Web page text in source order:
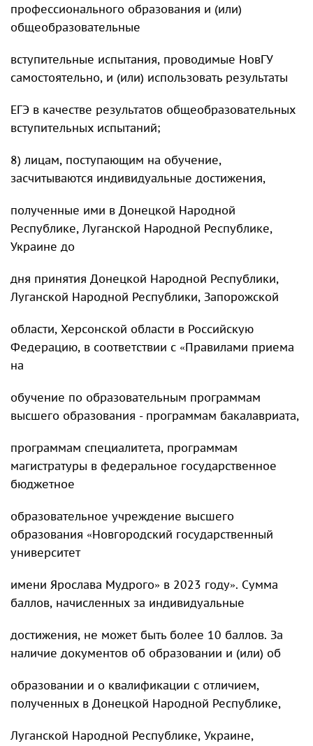
профессионального образования и (или)
общеобразовательные
вступительные испытания, проводимые НовГУ
самостоятельно, и (или) использовать результаты
ЕГЭ в качестве результатов общеобразовательных
вступительных испытаний;
8) лицам, поступающим на обучение,
засчитываются индивидуальные достижения,
полученные ими в Донецкой Народной
Республике, Луганской Народной Республике,
Украине до
дня принятия Донецкой Народной Республики,
Луганской Народной Республики, Запорожской
области, Херсонской области в Российскую
Федерацию, в соответствии с «Правилами приема
на
обучение по образовательным программам
высшего образования - программам бакалавриата,
программам специалитета, программам
магистратуры в федеральное государственное
бюджетное
образовательное учреждение высшего
образования «Новгородский государственный
университет
имени Ярослава Мудрого» в 2023 году». Сумма
баллов, начисленных за индивидуальные
достижения, не может быть более 10 баллов. За
наличие документов об образовании и (или) об
образовании и о квалификации с отличием,
полученных в Донецкой Народной Республике,
Луганской Народной Республике, Украине,